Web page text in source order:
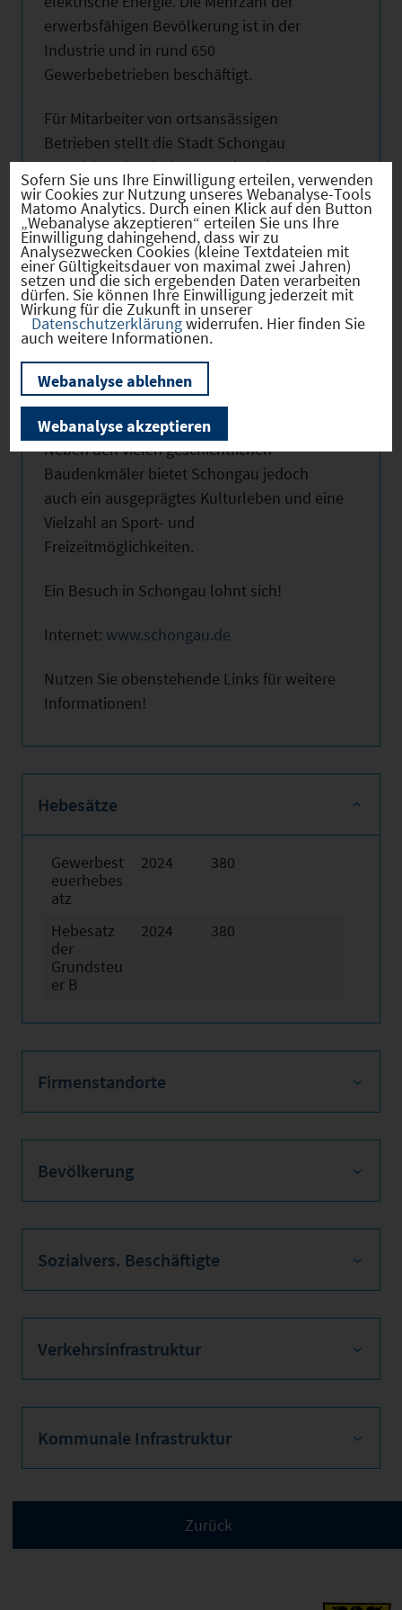
erwerbsfähigen Bevölkerung ist in der
Industrie und in rund 650
Gewerbebetrieben beschäftigt.
Für Mitarbeiter von ortsansässigen
Betrieben stellt die Stadt Schongau
ausreichend Wohnbaugrundstücke zu
günstigen qm-Preisen zur Verfügung.
Schongau besitzt eine Grundschule, eine
Hauptschule, eine Realschule, ein
Gymnasium und ein
Berufsbildungszentrum,
Krankenpflegeschule, Fachschule für
Altenpflege sowie eine Musikschule. Für die
Erwachsenenbildung sorgt die
Volkshochschule.
Neben den vielen geschichtlichen
Baudenkmäler bietet Schongau jedoch
auch ein ausgeprägtes Kulturleben und eine
Vielzahl an Sport- und
Freizeitmöglichkeiten.
Ein Besuch in Schongau lohnt sich!
Internet: www.schongau.de
Nutzen Sie obenstehende Links für weitere
Informationen!
Hebesätze
Gewerbest
euerhebes
atz
2024 380
Hebesatz
der
Grundsteu
er B
2024 380
Firmenstandorte
Bevölkerung
Sozialvers. Beschäftigte
Verkehrsinfrastruktur
Kommunale Infrastruktur
Sofern Sie uns Ihre Einwilligung erteilen, verwenden
wir Cookies zur Nutzung unseres Webanalyse-Tools
Matomo Analytics. Durch einen Klick auf den Button
„Webanalyse akzeptieren“ erteilen Sie uns Ihre
Einwilligung dahingehend, dass wir zu
Analysezwecken Cookies (kleine Textdateien mit
einer Gültigkeitsdauer von maximal zwei Jahren)
setzen und die sich ergebenden Daten verarbeiten
dürfen. Sie können Ihre Einwilligung jederzeit mit
Wirkung für die Zukunft in unserer
Datenschutzerklärungwiderrufen. Hier finden Sie
auch weitere Informationen.
Webanalyse ablehnen
Webanalyse akzeptieren